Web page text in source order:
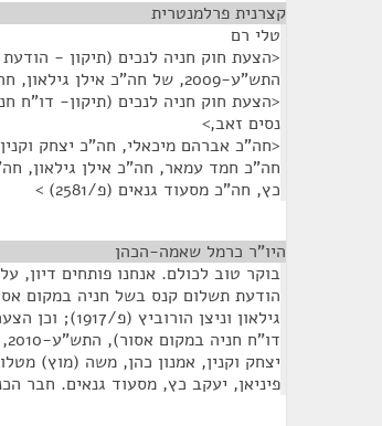
קצרנית פרלמנטרית
טלי רם
<הצעת חוק חניה לנכים (תיקון -
התש"ע-2009, של חה"כ אילן גילאון, חה"כ ניצן הורוביץ (פ/1917)>
נסים זאב,>
<חה"כ אברהם מיכאלי, חה"כ יצחק
חה"כ חמד עמאר, חה"כ אילן גילאון,
כץ, חה"כ מסעוד גנאים (פ/2581) >
היו"ר כרמל שאמה-הכהן
בוקר טוב לכולם. אנחנו פותחים דיון,
גילאון וניצן
יצחק וקנין, אמנון כהן, משה (מוץ)
פיניאן, יעקב כץ, מסעוד גנאים. חבר